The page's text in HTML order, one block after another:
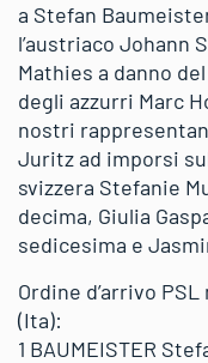
a Stefan
l’austriaco Johann
Mathies a danno
degli azzurri Marc
nostri
Juritz ad imporsi
svizzera Stefanie
decima, Giulia
sedicesima e
Ordine d’arrivo
(Ita):
1